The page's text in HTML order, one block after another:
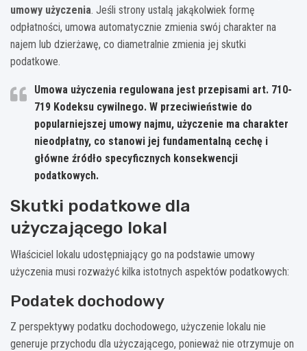
umowy użyczenia. Jeśli strony ustalą jakąkolwiek formę
odpłatności, umowa automatycznie zmienia swój charakter na
najem lub dzierżawę, co diametralnie zmienia jej skutki
podatkowe.
Umowa użyczenia regulowana jest przepisami art. 710-
719 Kodeksu cywilnego. W przeciwieństwie do
popularniejszej umowy najmu, użyczenie ma charakter
nieodpłatny, co stanowi jej fundamentalną cechę i
główne źródło specyficznych konsekwencji
podatkowych.
Skutki podatkowe dla
użyczającego lokal
Właściciel lokalu udostępniający go na podstawie umowy
użyczenia musi rozważyć kilka istotnych aspektów podatkowych:
Podatek dochodowy
Z perspektywy podatku dochodowego, użyczenie lokalu nie
generuje przychodu dla użyczającego, ponieważ nie otrzymuje on